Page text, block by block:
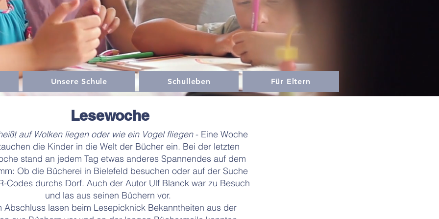
Unsere Schule Schulleben Für Eltern
Lesewoche
auf Wolken liegen oder wie ein Vogel fliegen- Eine Woche
die Kinder in die Welt der Bücher ein. Bei der letzten
stand an jedem Tag etwas anderes Spannendes auf dem
Ob die Bücherei in Bielefeld besuchen oder auf der Suche
Codes durchs Dorf. Auch der Autor Ulf Blanck war zu Besuch
und las aus seinen Büchern vor.
Abschluss lasen beim Lesepicknick Bekanntheiten aus der